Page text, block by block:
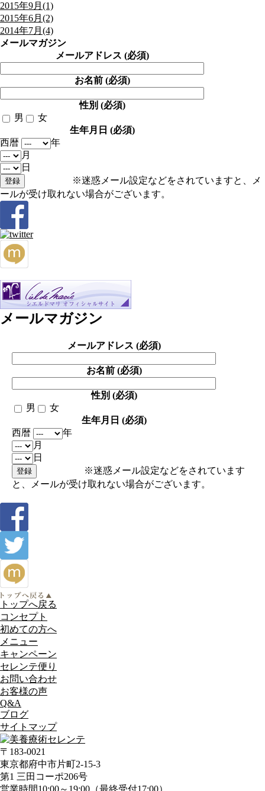
2015年9月(1)
2015年6月(2)
2014年7月(4)
メールマガジン
メールアドレス (必須)
お名前 (必須)
性別 (必須)
男
女
生年月日 (必須)
西暦
年
月
日
※迷惑メール設定などをされていますと、メ
ールが受け取れない場合がございます。
メールマガジン
メールアドレス (必須)
お名前 (必須)
性別 (必須)
男
女
生年月日 (必須)
西暦
年
月
日
※迷惑メール設定などをされています
と、メールが受け取れない場合がございます。
トップへ戻る
コンセプト
初めての方へ
メニュー
キャンペーン
セレンテ便り
お問い合わせ
お客様の声
Q&A
ブログ
サイトマップ
〒183-0021
東京都府中市片町2-15-3
第1 三田コーポ206号
営業時間10:00～19:00（最終受付17:00）